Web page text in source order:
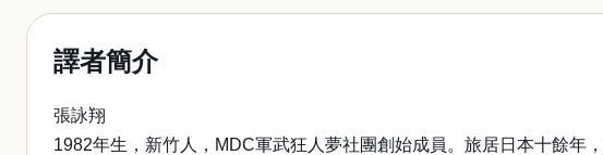
譯者簡介
張詠翔
1982年生，新竹人，MDC軍武狂人夢社團創始成員。旅居日本十餘年